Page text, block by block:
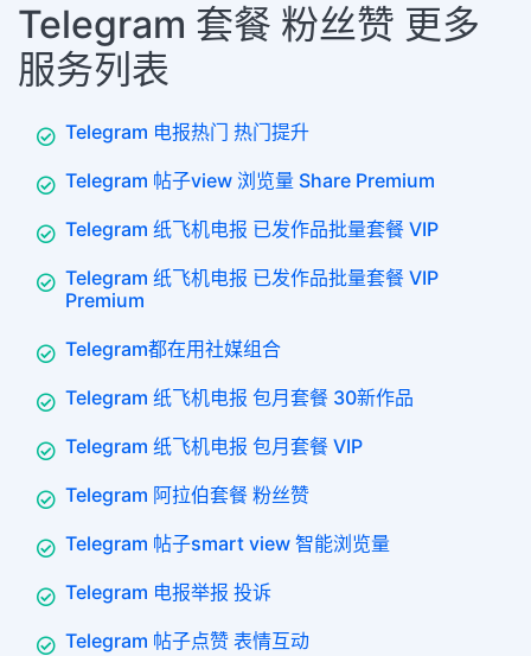
Telegram 套餐 粉丝赞 更多
服务列表
Telegram 电报热门 热门提升
Telegram 帖子view 浏览量 Share Premium
Telegram 纸飞机电报 已发作品批量套餐 VIP
Telegram 纸飞机电报 已发作品批量套餐 VIP
Premium
Telegram都在用社媒组合
Telegram 纸飞机电报 包月套餐 30新作品
Telegram 纸飞机电报 包月套餐 VIP
Telegram 阿拉伯套餐 粉丝赞
Telegram 帖子smart view 智能浏览量
Telegram 电报举报 投诉
Telegram 帖子点赞 表情互动